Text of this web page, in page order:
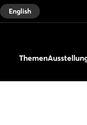
English
Themen